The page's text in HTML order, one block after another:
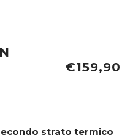
€159,90
strato termico